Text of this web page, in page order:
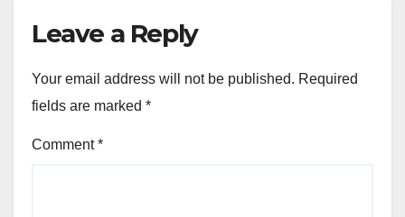
Leave a Reply
Your email address will not be published. Required
fields are marked *
Comment*